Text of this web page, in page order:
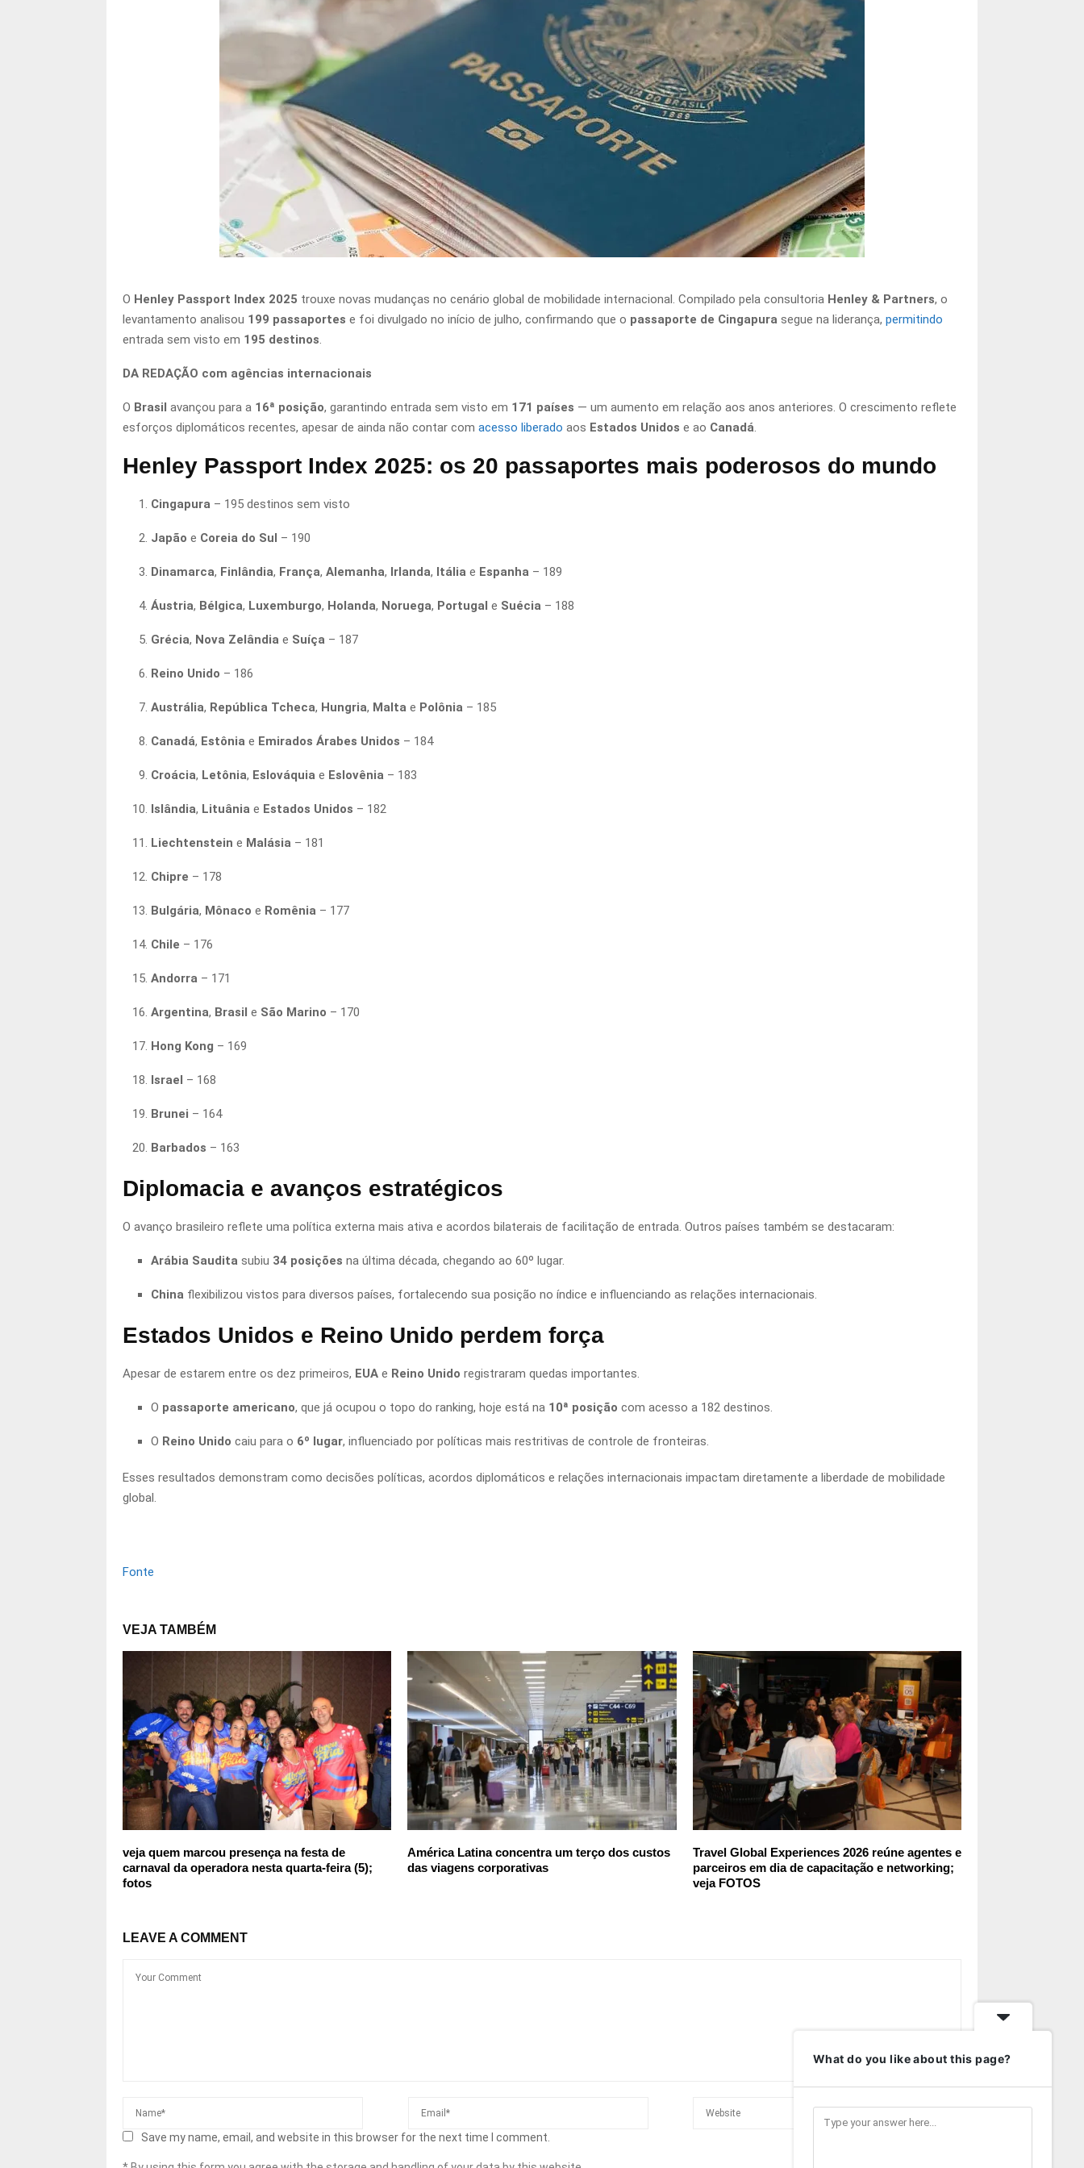
O Henley Passport Index 2025 trouxe novas mudanças no cenário global de mobilidade internacional. Compilado pela consultoria Henley & Partners, o
levantamento analisou 199 passaportes e foi divulgado no início de julho, confirmando que o passaporte de Cingapura segue na liderança, permitindo
entrada sem visto em 195 destinos
DA REDAÇÃO com agências internacionais
O Brasil avançou para a 16ª posição, garantindo entrada sem visto em 171 países — um aumento em relação aos anos anteriores. O crescimento reflete
esforços diplomáticos recentes, apesar de ainda não contar com acesso liberado aos Estados Unidos e ao Canadá
Henley Passport Index 2025: os 20 passaportes mais poderosos do mundo
Cingapura – 195 destinos sem visto
Japão e Coreia do Sul – 190
Dinamarca, Finlândia, França, Alemanha, Irlanda, Itália e Espanha – 189
Áustria, Bélgica, Luxemburgo, Holanda, Noruega, Portugal e Suécia – 188
Grécia, Nova Zelândia e Suíça – 187
Reino Unido – 186
Austrália, República Tcheca, Hungria, Malta e Polônia – 185
Canadá, Estônia e Emirados Árabes Unidos – 184
Croácia, Letônia, Eslováquia e Eslovênia – 183
Islândia, Lituânia e Estados Unidos – 182
Liechtenstein e Malásia – 181
Chipre – 178
Bulgária, Mônaco e Romênia – 177
Chile – 176
Andorra – 171
Argentina, Brasil e São Marino – 170
Hong Kong – 169
Israel – 168
Brunei – 164
Barbados – 163
Diplomacia e avanços estratégicos
O avanço brasileiro reflete uma política externa mais ativa e acordos bilaterais de facilitação de entrada. Outros países também se destacaram:
Arábia Saudita subiu 34 posições na última década, chegando ao 60º lugar.
China flexibilizou vistos para diversos países, fortalecendo sua posição no índice e influenciando as relações internacionais.
Estados Unidos e Reino Unido perdem força
Apesar de estarem entre os dez primeiros, EUA e Reino Unido registraram quedas importantes.
O passaporte americano, que já ocupou o topo do ranking, hoje está na 10ª posição com acesso a 182 destinos.
O Reino Unido caiu para o 6º lugar, influenciado por políticas mais restritivas de controle de fronteiras.
Esses resultados demonstram como decisões políticas, acordos diplomáticos e relações internacionais impactam diretamente a liberdade de mobilidade
global.
Fonte
VEJA TAMBÉM
veja quem marcou presença na festa de
carnaval da operadora nesta quarta-feira (5);
fotos
América Latina concentra um terço dos custos
das viagens corporativas
Travel Global Experiences 2026 reúne agentes e
parceiros em dia de capacitação e networking;
veja FOTOS
LEAVE A COMMENT
Save my name, email, and website in this browser for the next time I comment.
What do you like about this page?